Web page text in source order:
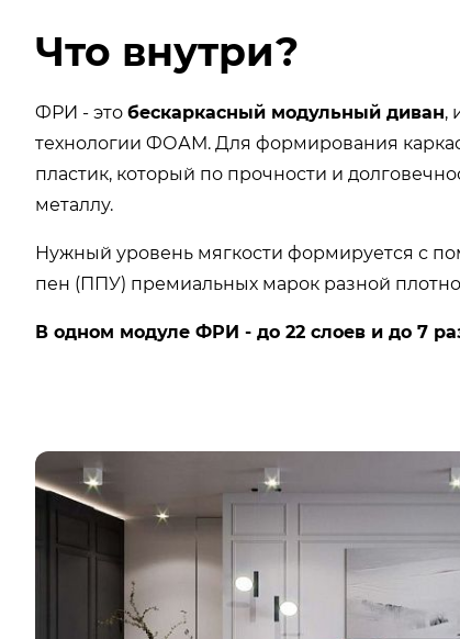
Что внутри?
ФРИ - это бескаркасный модульный диван,
технологии ФОАМ. Для формирования
пластик, который по прочности и
металлу.
Нужный уровень мягкости формируется с
пен (ППУ) премиальных марок разной
В одном модуле ФРИ - до 22 слоев и до 7